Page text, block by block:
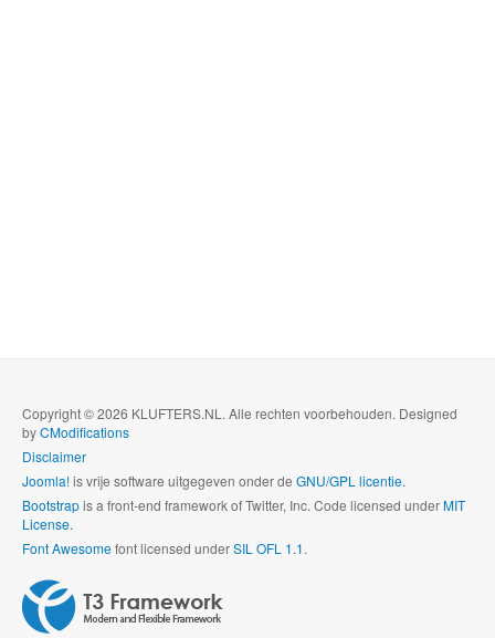
Copyright © 2026 KLUFTERS.NL. Alle rechten voorbehouden. Designed
byCModifications
Disclaimer
Joomla!is vrije software uitgegeven onder de GNU/GPL licentie.
Bootstrapis a front-end framework of Twitter, Inc. Code licensed underMIT
License.
Font Awesomefont licensed underSIL OFL 1.1.